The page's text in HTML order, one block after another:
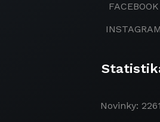
FACEBOOK
INSTAGRAM
Novinky: